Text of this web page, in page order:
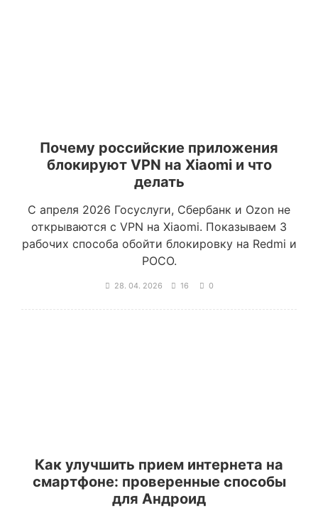
Почему российские приложения
блокируют VPN на Xiaomi и что
делать
С апреля 2026 Госуслуги, Сбербанк и Ozon не
открываются с VPN на Xiaomi. Показываем 3
рабочих способа обойти блокировку на Redmi и
POCO.
28. 04. 2026 16 0
Как улучшить прием интернета на
смартфоне: проверенные способы
для Андроид